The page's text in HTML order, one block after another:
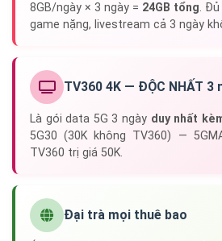
8GB/ngày × 3 ngày = 24GB tổng .
game nặng, livestream cả 3 ngày
TV360 4K — ĐỘC NHẤT 3
Là gói data 5G 3 ngày duy nhất
5G30 (30K không TV360) —
TV360 trị giá 50K.
Đại trà mọi thuê bao